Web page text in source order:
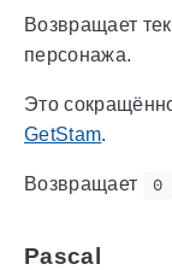
Возвращает
персонажа.
Это
GetStam.
Возвращает 0
Pascal